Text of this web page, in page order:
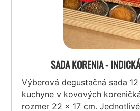
SADA KORENIA -
Výberová degustačná sada
kuchyne v kovových
rozmer 22 x 17 cm.